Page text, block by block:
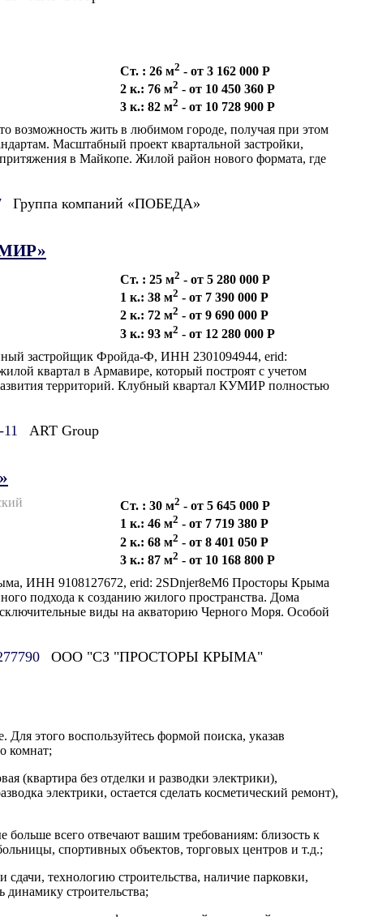
Ст. : 26 м2 - от 3 162 000 Р
2 к.: 76 м2 - от 10 450 360 Р
3 к.: 82 м2 - от 10 728 900 Р
возможность жить в любимом городе, получая при этом
Масштабный проект квартальной застройки,
в Майкопе. Жилой район нового формата, где
Группа компаний «ПОБЕДА»
Ст. : 25 м2 - от 5 280 000 Р
1 к.: 38 м2 - от 7 390 000 Р
2 к.: 72 м2 - от 9 690 000 Р
3 к.: 93 м2 - от 12 280 000 Р
застройщик Фройда-Ф, ИНН 2301094944, еrid:
квартал в Армавире, который построят с учетом
территорий. Клубный квартал КУМИР полностью
ART Group
Ст. : 30 м2 - от 5 645 000 Р
1 к.: 46 м2 - от 7 719 380 Р
2 к.: 68 м2 - от 8 401 050 Р
3 к.: 87 м2 - от 10 168 800 Р
ИНН 9108127672, еrid: 2SDnjer8eM6 Просторы Крыма
подхода к созданию жилого пространства. Дома
виды на акваторию Черного Моря. Особой
ООО "СЗ "ПРОСТОРЫ КРЫМА"
этого воспользуйтесь формой поиска, указав
комнат;
(квартира без отделки и разводки электрики),
электрики, остается сделать косметический ремонт),
больше всего отвечают вашим требованиям: близость к
спортивных объектов, торговых центров и т.д.;
сдачи, технологию строительства, наличие парковки,
строительства;